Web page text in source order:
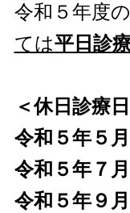
令和５年度
ては平日診
＜休日診療
令和５年５月
令和５年７
令和５年９